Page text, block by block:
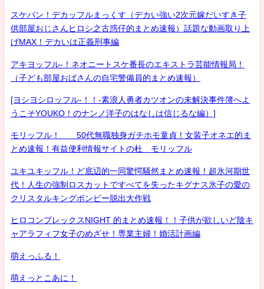
スケバン！デカッフルまっくす（デカい強い2次元嫁だいすき子
供部屋おじさんヒロシ之古惑仔的まとめ速報）話題な動画取り上
げMAX！デカいは正義刑事編
アキヨッフル-！ネオニートスケ番長のエキストラ芸能情報局！
（子ども部屋おばさんの自宅警備員的まとめ速報）
[ヨシヨシロッフル-！！-素浪人勇者カツオンの未解決事件簿へよ
うこそYOUKO！のナンノ洋子のはなしは信じるな編）]
モリッフル！ 50代無職独身ガチホモ童貞！女装子オネエ的ま
とめ速報！有益便利情報サイトの杜 モリッフル
ユキユキッフル！ど底辺的一同驚愕騒然まとめ速報！超氷河期世
代！人生の強制ロスカットですべてを失ったキグナス氷子の愛の
クリスタルキングボンビー脱出大作戦
ヒロコンプレックスNIGHT 的まとめ速報！！子供が欲しいど陰キ
ャアラフィフ女子のめざせ！専業主婦！婚活計画編
萌えっふる！
萌えっとこあに！